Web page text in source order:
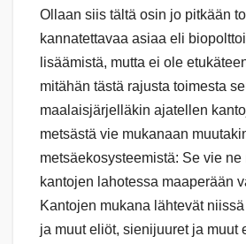
Ollaan siis tältä osin jo pitkään
kannatettavaa asiaa eli
lisäämistä, mutta ei ole
mitähän tästä rajusta toimesta
maalaisjärjelläkin ajatellen
metsästä vie mukanaan
metsäekosysteemistä: Se vie ne
kantojen lahotessa maaperään
Kantojen mukana lähtevät
ja muut eliöt, sienijuuret ja muut